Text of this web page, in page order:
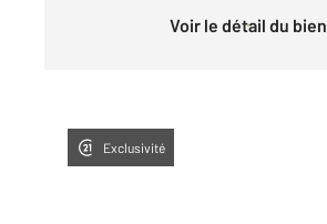
Voir le détail du bien
Exclusivité